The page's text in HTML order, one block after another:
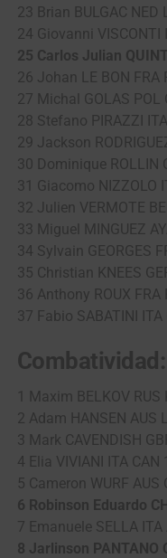
23 Brian BULGAC NED
24 Giovanni VISCONTI
25 Carlos Julian
26 Johan LE BON FRA
27 Michal GOLAS POL
28 Stefano PIRAZZI
29 Jackson
30 Dominique ROLLIN
31 Giacomo NIZZOLO
32 Julien VERMOTE
33 Miguel MINGUEZ
34 Sylvain GEORGES
35 Christian KNEES
36 Anthony ROUX FRA
37 Fabio SABATINI ITA
Combatividad:
1 Maxim BELKOV RUS
2 Adam HANSEN AUS
3 Mark CAVENDISH
4 Elia VIVIANI ITA CAN
5 Cameron WURF AUS
6 Robinson Eduardo
7 Emanuele SELLA ITA
8 Jarlinson PANTANO